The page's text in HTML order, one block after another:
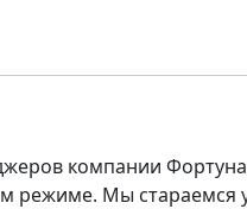
компании
режиме. Мы стараемся